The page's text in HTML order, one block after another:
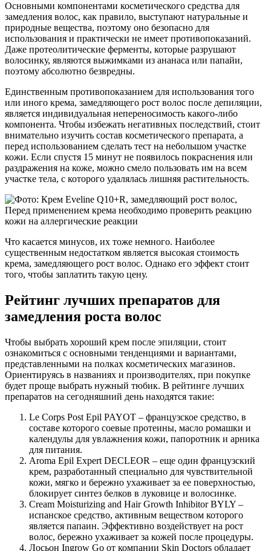
Основными компонентами косметического средства для
замедления волос, как правило, выступают натуральные и
природные вещества, поэтому оно безопасно для
использования и практически не имеет противопоказаний.
Даже протеолитические ферменты, которые разрушают
волосинку, являются выжимками из ананаса или папайи,
поэтому абсолютно безвредны.
Единственным противопоказанием для использования того
или иного крема, замедляющего рост волос после депиляции,
является индивидуальная непереносимость какого-либо
компонента. Чтобы избежать негативных последствий, стоит
внимательно изучить состав косметического препарата, а
перед использованием сделать тест на небольшом участке
кожи. Если спустя 15 минут не появилось покраснения или
раздражения на коже, можно смело пользовать им на всем
участке тела, с которого удалялась лишняя растительность.
Перед применением крема необходимо проверить реакцию
кожи на аллергические реакции
Что касается минусов, их тоже немного. Наиболее
существенным недостатком является высокая стоимость
крема, замедляющего рост волос. Однако его эффект стоит
того, чтобы заплатить такую цену.
Рейтинг лучших препаратов для
замедления роста волос
Чтобы выбрать хороший крем после эпиляции, стоит
ознакомиться с основными тенденциями и вариантами,
представленными на полках косметических магазинов.
Ориентируясь в названиях и производителях, при покупке
будет проще выбрать нужный тюбик. В рейтинге лучших
препаратов на сегодняшний день находятся такие:
Le Corps Post Epil PAYOT – французское средство, в
составе которого соевые протеины, масло ромашки и
календулы для увлажнения кожи, папоротник и арника
для питания.
Aroma Epil Expert DECLEOR – еще один французский
крем, разработанный специально для чувствительной
кожи, мягко и бережно ухаживает за ее поверхностью,
блокирует синтез белков в луковице и волосинке.
Cream Moisturizing and Hair Growth Inhibitor BYLY –
испанское средство, активным веществом которого
является папаин. Эффективно воздействует на рост
волос, бережно ухаживает за кожей после процедуры.
Лосьон Ingrow Go от компании Skin Doctors обладает